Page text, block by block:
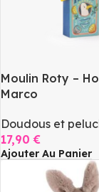
Moulin Roty –
Marco
Doudous et
17,90€
Ajouter Au Panier